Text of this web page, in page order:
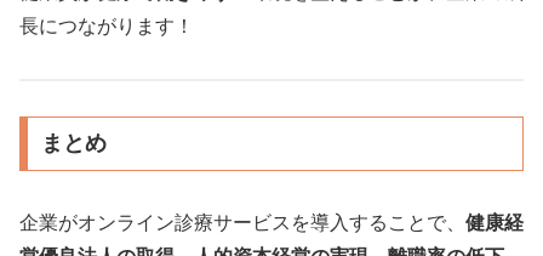
長につながります！
まとめ
企業がオンライン診療サービスを導入することで、 健康経